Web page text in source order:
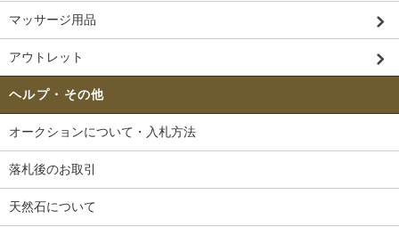
マッサージ用品
アウトレット
ヘルプ・その他
オークションについて・入札方法
落札後のお取引
天然石について